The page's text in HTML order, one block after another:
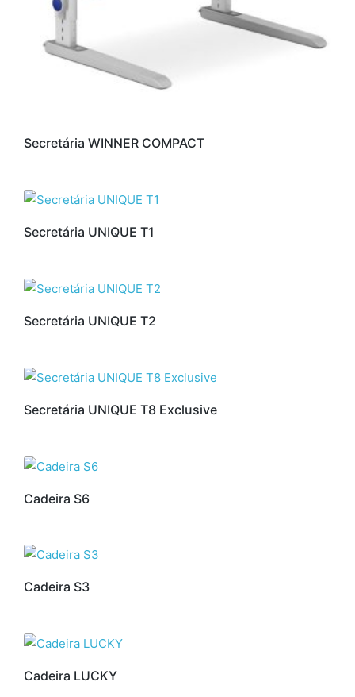
Secretária WINNER COMPACT
Secretária UNIQUE T1
Secretária UNIQUE T2
Secretária UNIQUE T8 Exclusive
Cadeira S6
Cadeira S3
Cadeira LUCKY